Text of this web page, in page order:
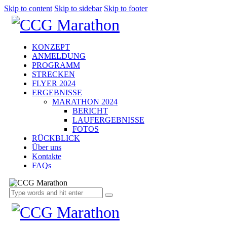
Skip to content Skip to sidebar Skip to footer
KONZEPT
ANMELDUNG
PROGRAMM
STRECKEN
FLYER 2024
ERGEBNISSE
MARATHON 2024
BERICHT
LAUFERGEBNISSE
FOTOS
RÜCKBLICK
Über uns
Kontakte
FAQs